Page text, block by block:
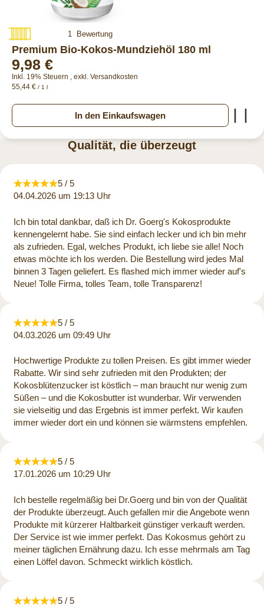
Bewertung:
100%
1 Bewertung
Premium Bio-Kokos-Mundziehöl 180 ml
9,98 €
Inkl. 19% Steuern , exkl. Versandkosten
55,44 € / 1 l
In den Einkaufswagen
Qualität, die überzeugt
5 / 5
04.04.2026 um 19:13 Uhr
Ich bin total dankbar, daß ich Dr. Goerg's Kokosprodukte
kennengelernt habe. Sie sind einfach lecker und ich bin mehr
als zufrieden. Egal, welches Produkt, ich liebe sie alle! Noch
etwas möchte ich los werden. Die Bestellung wird jedes Mal
binnen 3 Tagen geliefert. Es flashed mich immer wieder auf's
Neue! Tolle Firma, tolles Team, tolle Transparenz!
5 / 5
04.03.2026 um 09:49 Uhr
Hochwertige Produkte zu tollen Preisen. Es gibt immer wieder
Rabatte. Wir sind sehr zufrieden mit den Produkten; der
Kokosblütenzucker ist köstlich – man braucht nur wenig zum
Süßen – und die Kokosbutter ist wunderbar. Wir verwenden
sie vielseitig und das Ergebnis ist immer perfekt. Wir kaufen
immer wieder dort ein und können sie wärmstens empfehlen.
5 / 5
17.01.2026 um 10:29 Uhr
Ich bestelle regelmäßig bei Dr.Goerg und bin von der Qualität
der Produkte überzeugt. Auch gefallen mir die Angebote wenn
Produkte mit kürzerer Haltbarkeit günstiger verkauft werden.
Der Service ist wie immer perfekt. Das Kokosmus gehört zu
meiner täglichen Ernährung dazu. Ich esse mehrmals am Tag
einen Löffel davon. Schmeckt wirklich köstlich.
5 / 5